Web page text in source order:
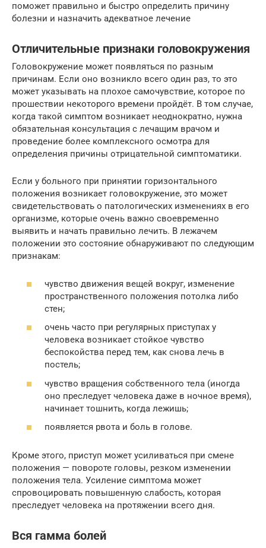
поможет правильно и быстро определить причину
болезни и назначить адекватное лечение
Отличительные признаки головокружения
Головокружение может появляться по разным
причинам. Если оно возникло всего один раз, то это
может указывать на плохое самочувствие, которое по
прошествии некоторого времени пройдёт. В том случае,
когда такой симптом возникает неоднократно, нужна
обязательная консультация с лечащим врачом и
проведение более комплексного осмотра для
определения причины отрицательной симптоматики.
Если у больного при принятии горизонтального
положения возникает головокружение, это может
свидетельствовать о патологических изменениях в его
организме, которые очень важно своевременно
выявить и начать правильно лечить. В лежачем
положении это состояние обнаруживают по следующим
признакам:
чувство движения вещей вокруг, изменение
пространственного положения потолка либо
стен;
очень часто при регулярных приступах у
человека возникает стойкое чувство
беспокойства перед тем, как снова лечь в
постель;
чувство вращения собственного тела (иногда
оно преследует человека даже в ночное время),
начинает тошнить, когда лежишь;
появляется рвота и боль в голове.
Кроме этого, приступ может усиливаться при смене
положения — повороте головы, резком изменении
положения тела. Усиление симптома может
спровоцировать повышенную слабость, которая
преследует человека на протяжении всего дня.
Вся гамма болей